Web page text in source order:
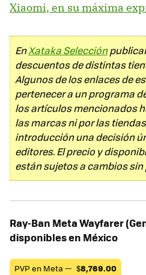
Xiaomi, en su máxima
EnXataka Selección
descuentos de distintas
Algunos de los enlaces de
pertenecer a un programa
los artículos mencionados
las marcas ni por las
introducción una decisión
editores. El precio y
están sujetos a cambios sin
Ray-Ban Meta Wayfarer
disponibles en México
PVP en Meta — $8,769.00